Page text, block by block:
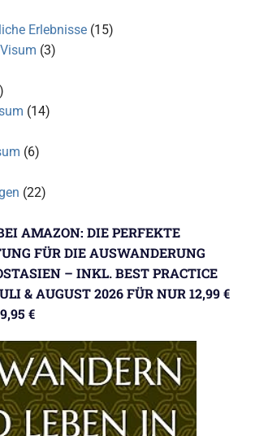
Erlebnisse(15)
(3)
(14)
(6)
(22)
AMAZON: DIE PERFEKTE
FÜR DIE AUSWANDERUNG
– INKL. BEST PRACTICE
& AUGUST 2026 FÜR NUR 12,99 €
€